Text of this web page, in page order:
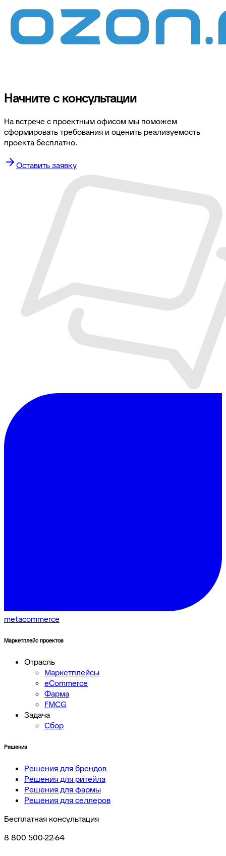
Начните с консультации
На встрече с проектным офисом мы поможем
сформировать требования и оценить реализуемость
проекта бесплатно.
Оставить заявку
metacommerce
Маркетплейс проектов
Отрасль
Маркетплейсы
eCommerce
Фарма
FMCG
Задача
Сбор
Решения
Решения для брендов
Решения для ритейла
Решения для фармы
Решения для селлеров
Бесплатная консультация
8 800 500-22-64